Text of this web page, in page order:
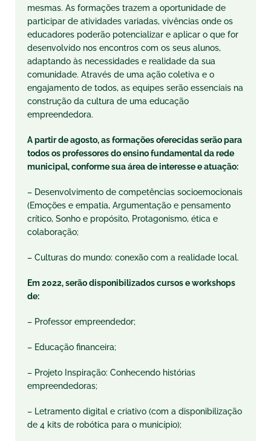
mesmas. As formações trazem a oportunidade de
participar de atividades variadas, vivências onde os
educadores poderão potencializar e aplicar o que for
desenvolvido nos encontros com os seus alunos,
adaptando às necessidades e realidade da sua
comunidade. Através de uma ação coletiva e o
engajamento de todos, as equipes serão essenciais na
construção da cultura de uma educação
empreendedora.
A partirde agosto, as formações oferecidas serão para
todos os professores do ensino fundamental da rede
municipal, conforme sua área de interesse e atuação:
– Desenvolvimento de competências socioemocionais
(Emoções e empatia, Argumentação e pensamento
crítico, Sonho e propósito, Protagonismo, ética e
colaboração;
– Culturas do mundo: conexão com a realidade local.
Em 2022, serão disponibilizados cursos e workshops
de:
– Professor empreendedor;
– Educação financeira;
– Projeto Inspiração: Conhecendo histórias
empreendedoras;
– Letramento digital e criativo (com a disponibilização
de 4 kits de robótica para o município);